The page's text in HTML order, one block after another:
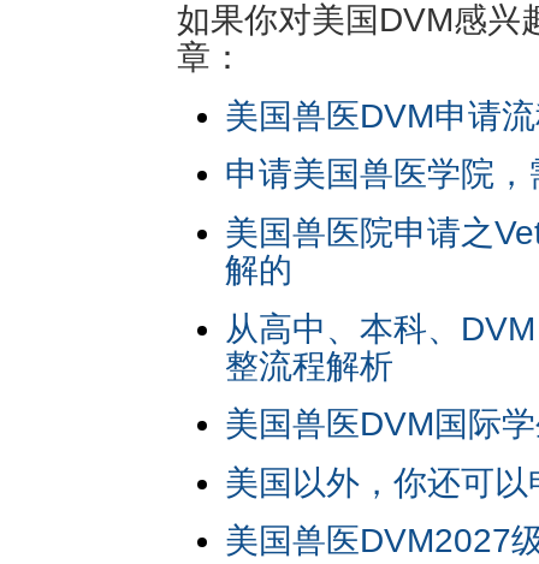
如果你对美国DVM感兴
章：
美国兽医DVM申请
申请美国兽医学院
美国兽医院申请之
解的
从高中、本科、
整流程解析
美国兽医DVM国际
美国以外，你还可
美国兽医DVM2027